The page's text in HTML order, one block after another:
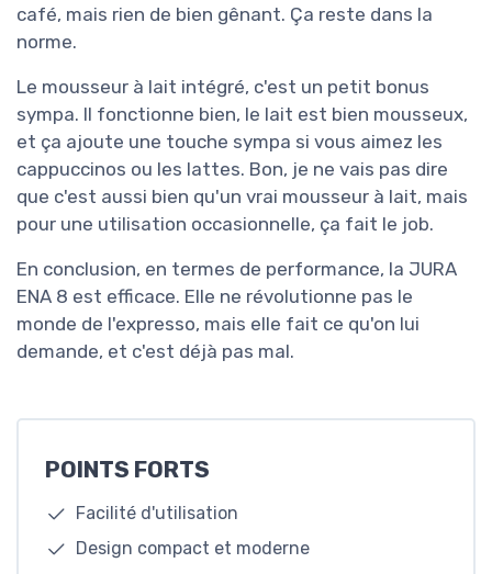
café, mais rien de bien gênant. Ça reste dans la
norme.
Le mousseur à lait intégré, c'est un petit bonus
sympa. Il fonctionne bien, le lait est bien mousseux,
et ça ajoute une touche sympa si vous aimez les
cappuccinos ou les lattes. Bon, je ne vais pas dire
que c'est aussi bien qu'un vrai mousseur à lait, mais
pour une utilisation occasionnelle, ça fait le job.
En conclusion, en termes de performance, la JURA
ENA 8 est efficace. Elle ne révolutionne pas le
monde de l'expresso, mais elle fait ce qu'on lui
demande, et c'est déjà pas mal.
POINTS FORTS
Facilité d'utilisation
Design compact et moderne